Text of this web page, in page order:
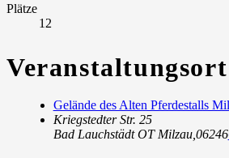
Plätze
12
Veranstaltungsort
Gelände des Alten Pferdestalls
Kriegstedter Str. 25
Bad Lauchstädt OT Milzau, 06246